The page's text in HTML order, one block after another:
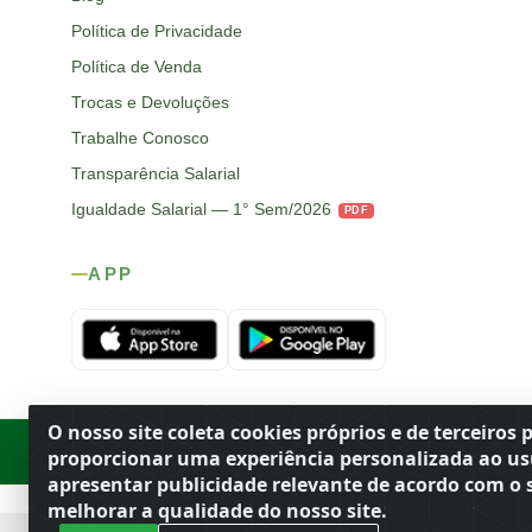
O nosso site coleta cookies próprios e de terceiros
proporcionar uma experiência personalizada ao
apresentar publicidade relevante de acordo com o
melhorar a qualidade do nosso site.
Política de Privacidade
Política de Venda
Trocas e Devoluções
Trabalhe Conosco
Transparência Salarial
Igualdade Salarial — 1° Sem/2026
PDF
APP
Rod. SP-215, s/n, km 98 — Área Rural Porto Ferreira/ ·